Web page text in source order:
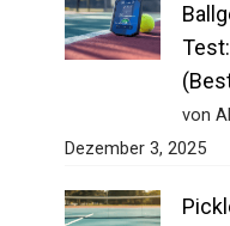
von
Dezember 3, 2025